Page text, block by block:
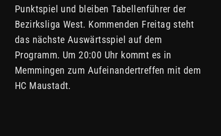
Punktspiel und bleiben Tabellenführer der
Bezirksliga West. Kommenden Freitag steht
das nächste Auswärtsspiel auf dem
Programm. Um 20:00 Uhr kommt es in
Memmingen zum Aufeinandertreffen mit dem
HC Maustadt.